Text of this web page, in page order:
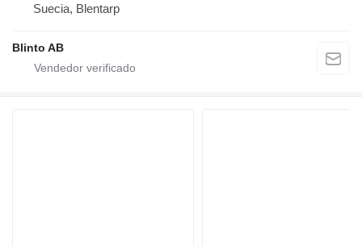
Suecia, Blentarp
Blinto AB